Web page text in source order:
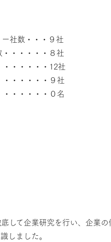
社数・・・９社
・・・・・８社
・・・・・12社
・・・・・９社
・・・・・０名
して企業研究を行い、企業の
しました。